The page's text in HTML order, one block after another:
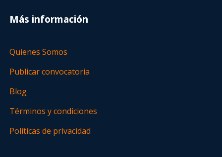
Más información
Quienes Somos
Publicar convocatoria
Blog
Términos y condiciones
Políticas de privacidad